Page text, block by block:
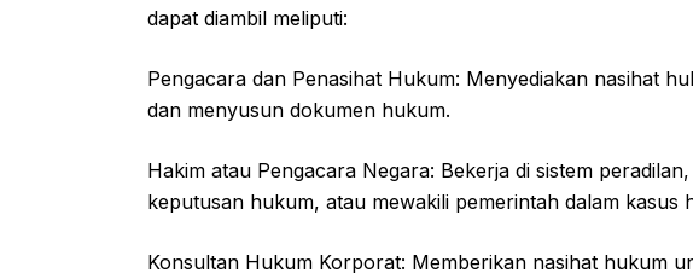
dapat diambil meliputi:
Pengacara dan Penasihat Hukum: Menyediakan nasihat
dan menyusun dokumen hukum.
Hakim atau Pengacara Negara: Bekerja di sistem
keputusan hukum, atau mewakili pemerintah dalam kasus
Konsultan Hukum Korporat: Memberikan nasihat hukum